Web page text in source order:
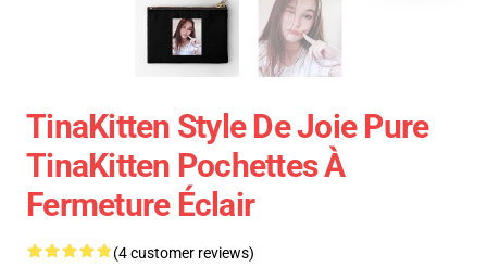
TinaKitten Style De Joie Pure
TinaKitten Pochettes À
Fermeture Éclair
(4 customer reviews)